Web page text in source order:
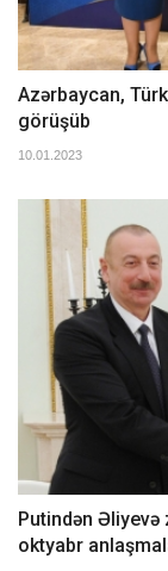
Azərbaycan,
görüşüb
10.01.2023
Putindən Əliyevə
oktyabr